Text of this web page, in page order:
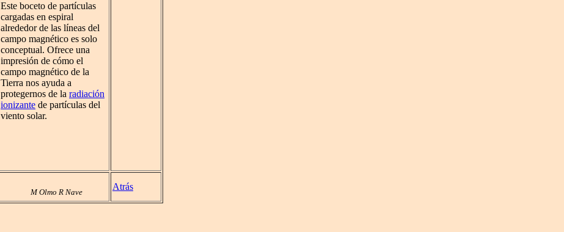
Este boceto de partículas
cargadas en espiral
alrededor de las líneas del
campo magnético es solo
conceptual. Ofrece una
impresión de cómo el
campo magnético de la
Tierra nos ayuda a
protegernos de la radiación
ionizante de partículas del
viento solar.
M Olmo R Nave
Atrás